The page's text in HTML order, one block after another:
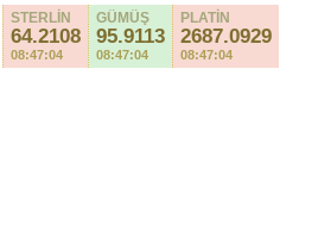
STERLİN
64.2108
08:47:04
GÜMÜŞ
95.9021
08:47:06
PLATİN
2687.0929
08:47:04